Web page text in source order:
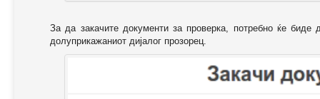
За да закачите документи за проверка, потребно ќе биде
долуприкажаниот дијалог прозорец.